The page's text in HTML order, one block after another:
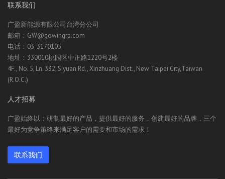
联系我们
广盈新能源有限公司台湾分公司
邮箱：GW@gowingrp.com
电话：03-3170105
地址：330010桃园区中正路1220号2楼
4F., No. 5, Ln. 332, Siyuan Rd., Xinzhuang Dist., New Taipei City,Taiwan
(R.O.C.)
人才招募
广盈始终以：研制最好的产品，提供最好的服务，创建最好的品牌，三个
最好为竞争策略来满足客户的需要和市场的需求！
联系我们